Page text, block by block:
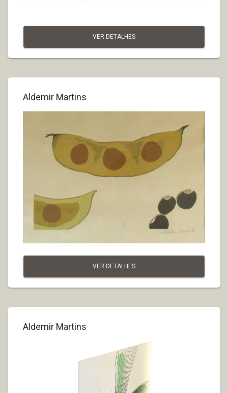
VER DETALHES
Aldemir Martins
VER DETALHES
Aldemir Martins